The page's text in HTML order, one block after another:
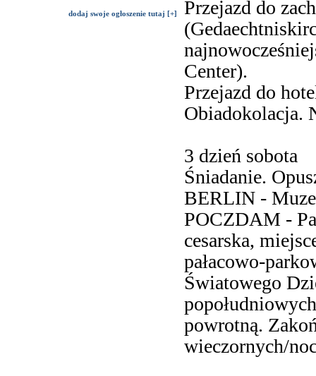
dodaj swoje ogłoszenie tutaj [+]
Przejazd do
Center).
Przejazd do
Obiadokolacja.
3 dzień sobota
Śniadanie.
BERLIN -
POCZDAM -
cesarska,
pałacowo-
Światowego
powrotną.
wieczornych/